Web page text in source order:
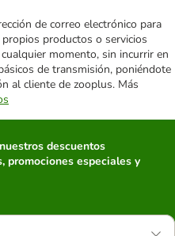
de correo electrónico para
productos o servicios
momento, sin incurrir en
de transmisión, poniéndote
al cliente de zooplus. Más
descuentos
promociones especiales y